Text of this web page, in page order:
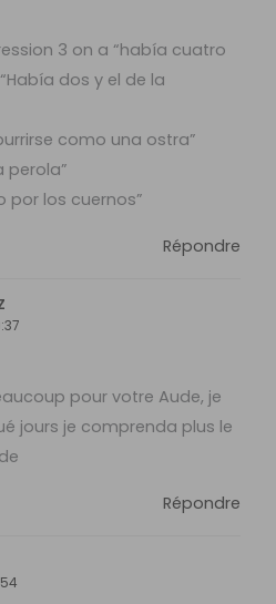
3 on a “había cuatro
dos y el de la
como una ostra”
perola”
por los cuernos”
Répondre
pour votre Aude, je
jours je comprenda plus le
Répondre